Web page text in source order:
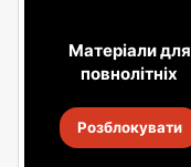
Матеріали для
повнолітніх
Розблокувати